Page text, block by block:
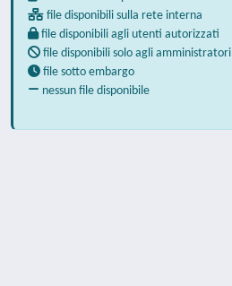
file disponibili sulla rete interna
file disponibili agli utenti autorizzati
file disponibili solo agli amministratori
file sotto embargo
nessun file disponibile